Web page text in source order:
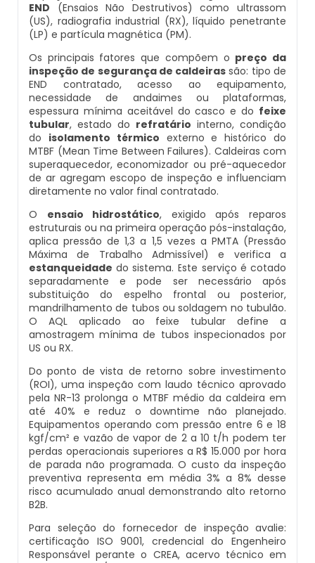
Caldeiraria De Fabricação E Montagem
Industrial
Caldeiraria E Montagem Industrial
Caldeiraria Industrial
Caldeiraria Pesada
Caldeiras De Recuperação De Calor Sensivel
Caldeiras E Aquecedores
Caldeiras E Vasos De Pressão
Comprar Caldeira
Controle E Automação De Caldeiras
Curso De Segurança Na Operação De
Caldeiras
Curso Operação De Caldeira
Curso Treinamento De Segurança Na
Operação De Caldeiras
Empresa De Serviços Caldeiraria
Inspeção De Segurança Caldeira
Inspeção De Segurança De Caldeiras
Inspeção De Segurança Em Caldeiras
Inspeção De Segurança Em Caldeiras E
Vasos De Pressão
Inspeção De Segurança Em Vasos De
Pressão
Inspeção Dimensional De Caldeiraria
Inspeção Dimensional De Caldeiraria E
Tubulação
Inspeção Em Caldeiras
Inspeção Inicial Em Caldeiras
Inspeção Nas Caldeiras
Inspeção Periodica Em Caldeiras
Manutenção E Inspeção De Caldeiras
Plano De Inspeção De Caldeiras
Manutenção De Caldeiras E Aquecedores
Manutenção De Caldeiras Em Sp
Manutenção De Caldeiras Industriais
Manutenção Em Caldeiras De Alta Pressão
Manutenção Preventiva Caldeiras
Montagem Caldeiras
Montagem De Caldeiras
Montagem De Caldeiras A Vapor
Montagem De Caldeiras Preço
Montagem De Caldeiras A Gás
Montagem De Caldeiras A Lenha
Montagem De Caldeiras A Pellets
Montagem De Caldeiras De Aquecimento
Montagem De Caldeiras Empresa
Preço Montagem De Caldeira A Gás
Caldeira Geradora De Vapor A Lenha
Caldeira Locomotiva A Vapor
Caldeira Usada A Venda
Caldeira Vapor A Lenha
Compra E Venda De Caldeiras Usadas
Comprar Caldeira A Vapor
Comprar Caldeira De Vapor
Distribuidor De Caldeira A Vapor
Empresa De Caldeira A Vapor
Fabrica De Caldeira A Vapor
Fabricante De Caldeira A Vapor
Ferro Com Caldeira A Vapor
Fornecedor De Caldeira A Vapor
Onde Comprar Caldeira A Vapor
Peças Para Caldeira A Vapor
Cotação De Caldeira A Gás
Distribuidor De Caldeira A Gás
Empresa De Caldeira A Gás
Empresa De Manutenção De Caldeira A Gás
Fornecedor De Caldeira A Gás
Manutenção De Caldeira A Gás
Onde Comprar Caldeira A Gás
Peças Para Caldeira A Gás
Queimador De Caldeira A Gás
Queimador Para Caldeira A Gás
Serviço De Manutenção Caldeira A Gás
Valor Caldeira A Gás
Venda Caldeira A Gás
Peças De Caldeiras
Melhor Caldeira Gás Natural
END (Ensaios Não Destrutivos) como ultrassom
(US), radiografia industrial (RX), líquido penetrante
(LP) e partícula magnética (PM).
Os principais fatores que compõem o preço da
inspeção de segurança de caldeiras são: tipo de
END contratado, acesso ao equipamento,
necessidade de andaimes ou plataformas,
espessura mínima aceitável do casco e do feixe
tubular, estado do refratário interno, condição
do isolamento térmico externo e histórico do
MTBF (Mean Time Between Failures). Caldeiras com
superaquecedor, economizador ou pré-aquecedor
de ar agregam escopo de inspeção e influenciam
diretamente no valor final contratado.
O ensaio hidrostático, exigido após reparos
estruturais ou na primeira operação pós-instalação,
aplica pressão de 1,3 a 1,5 vezes a PMTA (Pressão
Máxima de Trabalho Admissível) e verifica a
estanqueidade do sistema. Este serviço é cotado
separadamente e pode ser necessário após
substituição do espelho frontal ou posterior,
mandrilhamento de tubos ou soldagem no tubulão.
O AQL aplicado ao feixe tubular define a
amostragem mínima de tubos inspecionados por
US ou RX.
Do ponto de vista de retorno sobre investimento
(ROI), uma inspeção com laudo técnico aprovado
pela NR-13 prolonga o MTBF médio da caldeira em
até 40% e reduz o downtime não planejado.
Equipamentos operando com pressão entre 6 e 18
kgf/cm² e vazão de vapor de 2 a 10 t/h podem ter
perdas operacionais superiores a R$ 15.000 por hora
de parada não programada. O custo da inspeção
preventiva representa em média 3% a 8% desse
risco acumulado anual demonstrando alto retorno
B2B.
Para seleção do fornecedor de inspeção avalie:
certificação ISO 9001, credencial do Engenheiro
Responsável perante o CREA, acervo técnico em